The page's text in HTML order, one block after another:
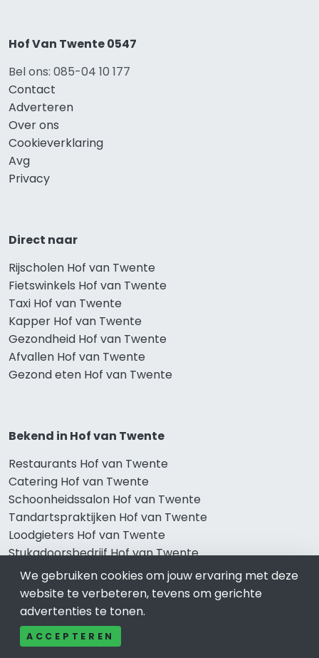
Hof Van Twente 0547
Bel ons: 085-04 10 177
Contact
Adverteren
Over ons
Cookieverklaring
Avg
Privacy
Direct naar
Rijscholen Hof van Twente
Fietswinkels Hof van Twente
Taxi Hof van Twente
Kapper Hof van Twente
Gezondheid Hof van Twente
Afvallen Hof van Twente
Gezond eten Hof van Twente
Bekend in Hof van Twente
Restaurants Hof van Twente
Catering Hof van Twente
Schoonheidssalon Hof van Twente
Tandartspraktijken Hof van Twente
Loodgieters Hof van Twente
Stukadoorsbedrijf Hof van Twente
Verhuisbedrijf Hof van Twente
Wij zijn er voor
We gebruiken cookies om jouw ervaring met deze
website te verbeteren, tevens om gerichte
advertenties te tonen.
ACCEPTEREN